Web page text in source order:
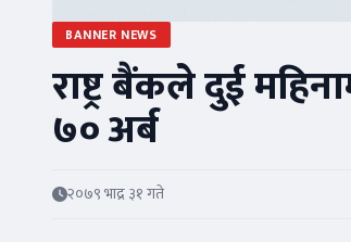
BANNER NEWS
राष्ट्र बैंकले दुई
७० अर्ब
२०७९ भाद्र ३१ गते